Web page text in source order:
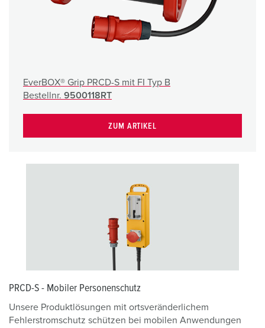
EverBOX® Grip PRCD-S mit FI Typ B
Bestellnr. 9500118RT
ZUM ARTIKEL
PRCD-S - Mobiler Personenschutz
Unsere Produktlösungen mit ortsveränderlichem
Fehlerstromschutz schützen bei mobilen Anwendungen